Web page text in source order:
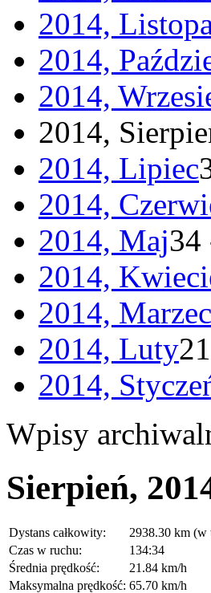
2014,
2014,
2014,
2014,
2014, Lipiec
2014,
2014, Maj34
2014,
2014, Marzec
2014, Luty
2014,
Wpisy
Sierpień,
Dystans całkowity:
2938.30 km (w
Czas w ruchu:
134:34
Średnia prędkość:
21.84 km/h
Maksymalna prędkość: 65.70 km/h